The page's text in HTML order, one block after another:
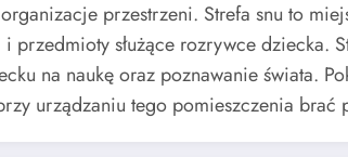
przestrzeni. Strefa snu to
służące rozrywce
na naukę oraz poznawanie świata.
urządzaniu tego pomieszczenia